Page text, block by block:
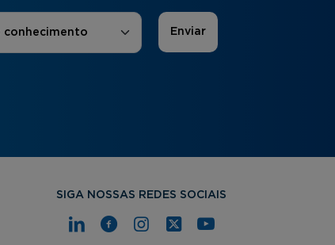
conhecimento
SIGA NOSSAS REDES SOCIAIS